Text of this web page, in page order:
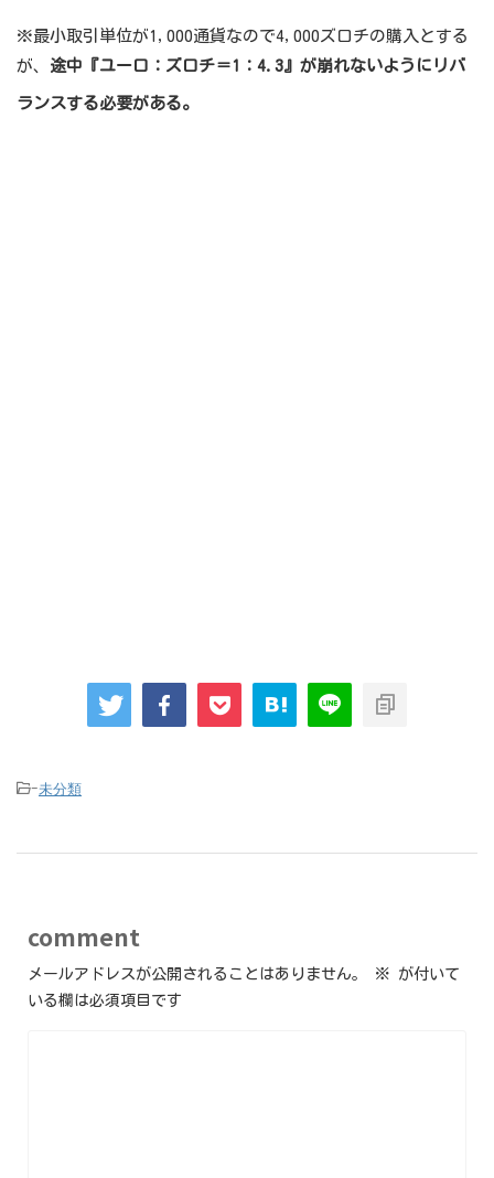
※最小取引単位が1,000通貨なので4,000ズロチの購入とする
が、 途中『ユーロ：ズロチ＝1：4.3』が崩れないようにリバ
ランスする必要がある。
-未分類
comment
メールアドレスが公開されることはありません。 ※ が付いて
いる欄は必須項目です